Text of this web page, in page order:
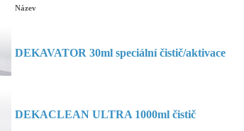
Název
DEKAVATOR 30ml speciální čistič/aktivace
DEKACLEAN ULTRA 1000ml čistič